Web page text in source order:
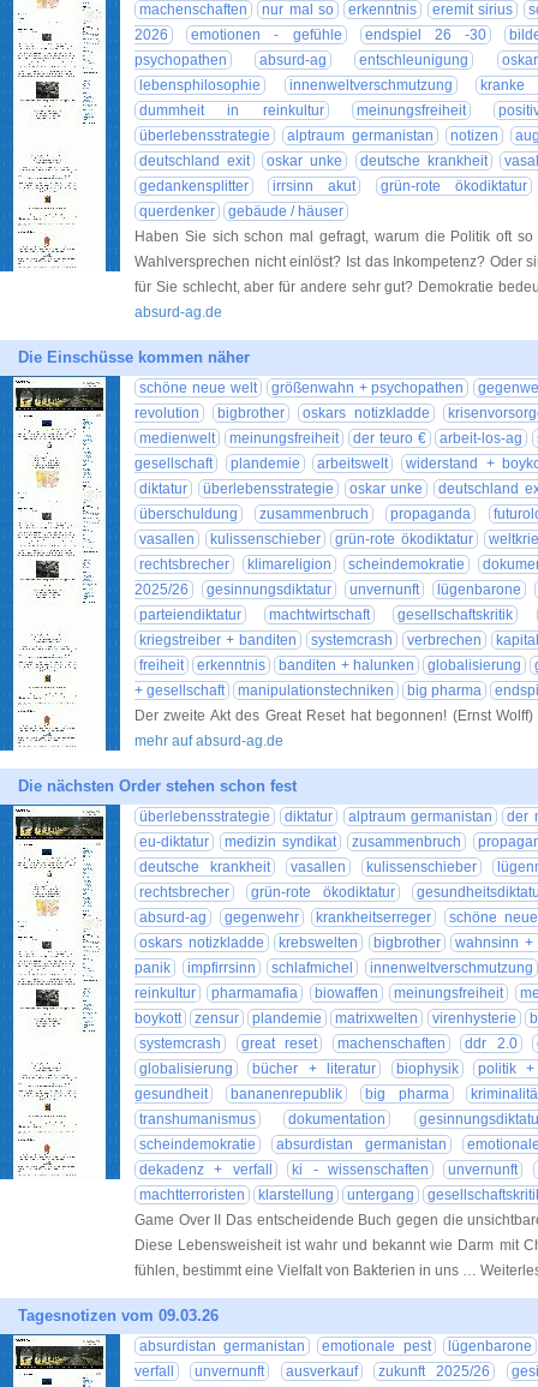
machenschaften
nur mal so erkenntnis eremit sirius
2026
emotionen - gefühle endspiel 26 -30
psychopathen
absurd-ag entschleunigung
lebensphilosophie
innenweltverschmutzung
kranke
dummheit in reinkultur
meinungsfreiheit
überlebensstrategie
alptraum germanistan notizen
deutschland exit
oskar unke deutsche krankheit
gedankensplitter
irrsinn akut
grün-rote ökodiktatur
querdenker
gebäude / häuser
Haben Sie sich schon mal gefragt, warum die Politik oft
Wahlversprechen nicht einlöst? Ist das Inkompetenz? Oder
für Sie schlecht, aber für andere sehr gut? Demokratie
absurd-ag.de
Die Einschüsse kommen näher
schöne neue welt größenwahn + psychopathen
revolution
bigbrother oskars notizkladde
medienwelt
meinungsfreiheit der teuro € arbeit-los-ag
gesellschaft
plandemie arbeitswelt
widerstand +
diktatur
überlebensstrategie oskar unke
deutschland
überschuldung
zusammenbruch propaganda
vasallen
kulissenschieber grün-rote ökodiktatur
rechtsbrecher
klimareligion scheindemokratie
2025/26
gesinnungsdiktatur unvernunft
lügenbarone
parteiendiktatur
machtwirtschaft
gesellschaftskritik
kriegstreiber + banditen
systemcrash verbrechen
freiheit
erkenntnis banditen + halunken globalisierung
+ gesellschaft
manipulationstechniken big pharma
Der zweite Akt des Great Reset hat begonnen! (Ernst
mehr auf absurd-ag.de
Die nächsten Order stehen schon fest
überlebensstrategie diktatur alptraum germanistan
der
eu-diktatur
medizin syndikat zusammenbruch
deutsche krankheit
vasallen kulissenschieber
rechtsbrecher
grün-rote ökodiktatur
absurd-ag
gegenwehr krankheitserreger
schöne
oskars notizkladde
krebswelten bigbrother
wahnsinn +
panik
impfirrsinn schlafmichel
innenweltverschmutzung
reinkultur
pharmamafia biowaffen meinungsfreiheit
boykott
zensur plandemie matrixwelten virenhysterie
systemcrash
great reset machenschaften ddr 2.0
globalisierung
bücher + literatur biophysik
politik +
gesundheit
bananenrepublik big pharma
transhumanismus
dokumentation
scheindemokratie
absurdistan germanistan
dekadenz + verfall
ki - wissenschaften unvernunft
machtterroristen
klarstellung untergang
Game Over II Das entscheidende Buch gegen die
Diese Lebensweisheit ist wahr und bekannt wie Darm mit
fühlen, bestimmt eine Vielfalt von Bakterien in uns …
Tagesnotizen vom 09.03.26
absurdistan germanistan emotionale pest
lügenbarone
verfall
unvernunft ausverkauf zukunft 2025/26